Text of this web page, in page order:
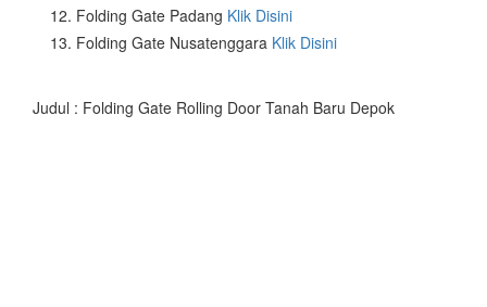
Folding Gate Padang Klik Disini
Folding Gate Nusatenggara Klik Disini
Judul : Folding Gate Rolling Door Tanah Baru Depok